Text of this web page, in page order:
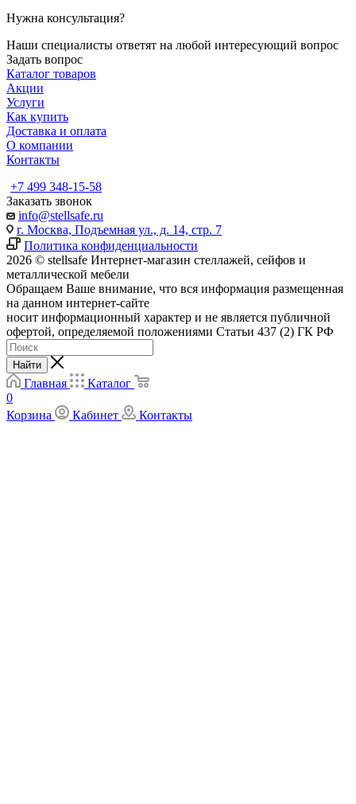
Нужна консультация?
Наши специалисты ответят на любой интересующий вопрос
Задать вопрос
Каталог товаров
Акции
Услуги
Как купить
Доставка и оплата
О компании
Контакты
+7 499 348-15-58
Заказать звонок
info@stellsafe.ru
г. Москва, Подъемная ул., д. 14, стр. 7
Политика конфиденциальности
2026 © stellsafe Интернет-магазин стеллажей, сейфов и
металлической мебели
Обращаем Ваше внимание, что вся информация размещенная
на данном интернет-сайте
носит информационный характер и не является публичной
офертой, определяемой положениями Статьи 437 (2) ГК РФ
Найти
Главная
Каталог
0
Корзина
Кабинет Контакты